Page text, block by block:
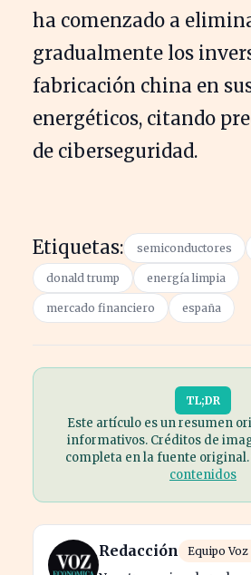
ha comenzado a
gradualmente los
fabricación china en
energéticos, citando
de ciberseguridad.
Etiquetas: semiconductores
donald trump energía limpia
mercado financiero españa
TL;DR
Este artículo es un resumen
informativos. Créditos de
completa en la fuente original.
contenidos
Redacción Equipo